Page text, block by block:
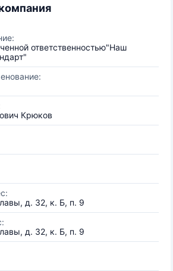
ответственностью"Наш
Крюков
д. 32, к. Б, п. 9
д. 32, к. Б, п. 9